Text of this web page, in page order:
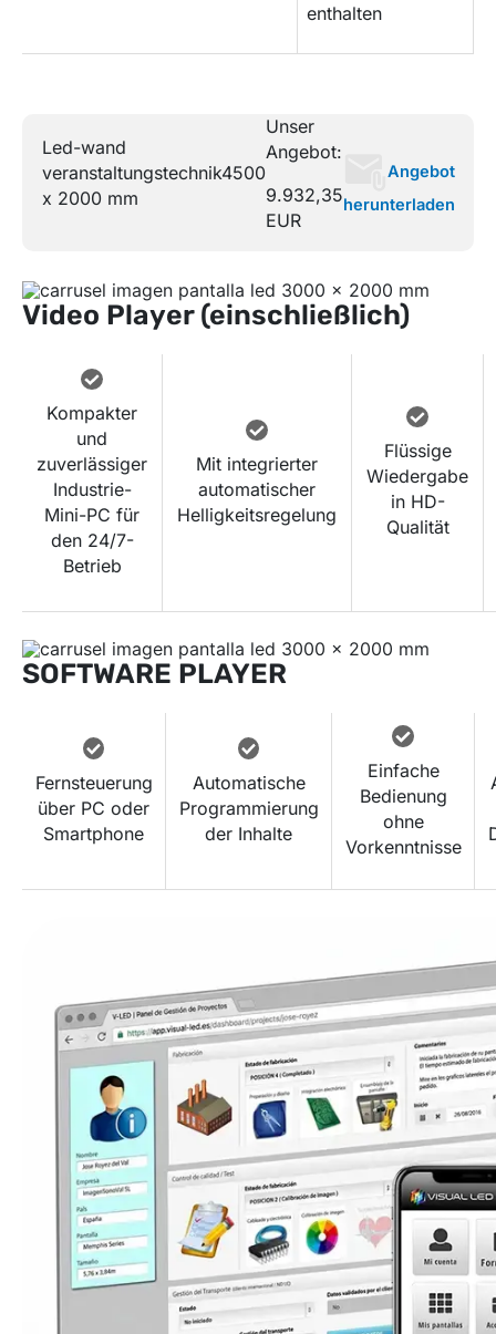
enthalten
Led-wand
veranstaltungstechnik4500
x 2000 mm
Unser
Angebot:
9.932,35
EUR
Angebot
herunterladen
Video Player (einschließlich)
Kompakter
und
zuverlässiger
Industrie-
Mini-PC für
den 24/7-
Betrieb
Mit integrierter
automatischer
Helligkeitsregelung
Flüssige
Wiedergabe
in HD-
Qualität
SOFTWARE PLAYER
Fernsteuerung
über PC oder
Smartphone
Automatische
Programmierung
der Inhalte
Einfache
Bedienung
ohne
Vorkenntnisse